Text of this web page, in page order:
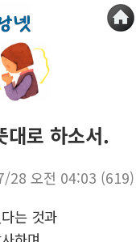
대로 하소서.
28 오전 04:03 (619)
는 것과